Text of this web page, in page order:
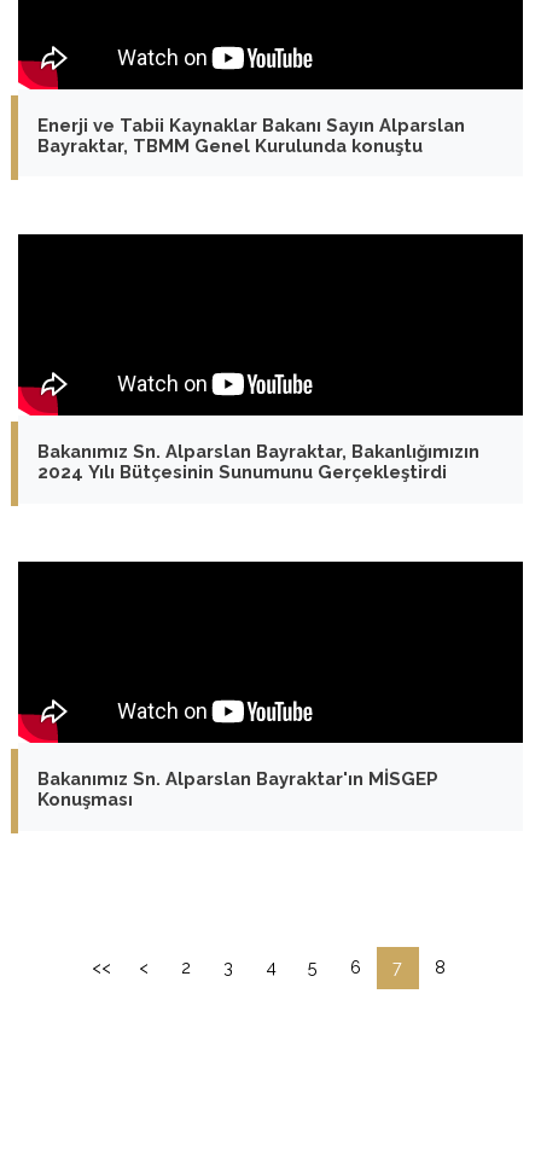
Enerji ve Tabii Kaynaklar Bakanı Sayın Alparslan
Bayraktar, TBMM Genel Kurulunda konuştu
Bakanımız Sn. Alparslan Bayraktar, Bakanlığımızın
2024 Yılı Bütçesinin Sunumunu Gerçekleştirdi
Bakanımız Sn. Alparslan Bayraktar'ın MİSGEP
Konuşması
<< < 2 3 4 5 6 7 8